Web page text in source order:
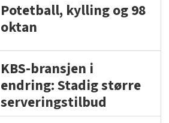
Potetball, kylling og 98
oktan
KBS-bransjen i
endring: Stadig større
serveringstilbud